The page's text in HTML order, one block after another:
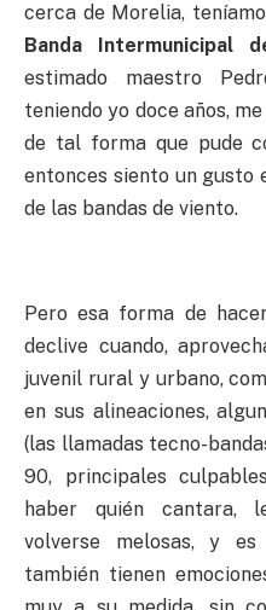
cerca de Morelia,
Banda Intermunicipal
estimado maestro
teniendo yo doce años,
de tal forma que pude
entonces siento un gusto
de las bandas de viento.
Pero esa forma de
declive cuando,
juvenil rural y urbano,
en sus alineaciones,
(las llamadas tecno-
90, principales
haber quién cantara,
volverse melosas, y
también tienen